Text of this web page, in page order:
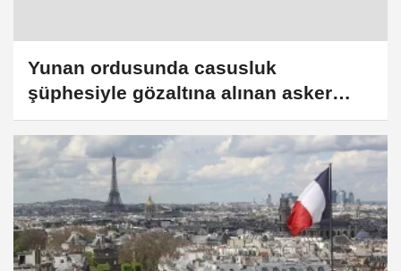
Yunan ordusunda casusluk
şüphesiyle gözaltına alınan asker
Çin'e bilgi sızdırdığını itiraf etti